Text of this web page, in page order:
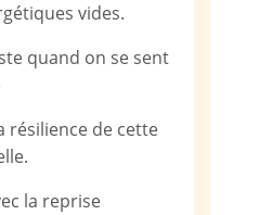
vides.
quand on se sent
résilience de cette
la reprise